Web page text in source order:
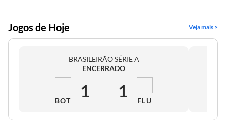
Jogos de Hoje Veja mais >
BRASILEIRÃO SÉRIE A
ENCERRADO
BOT 1 1 FLU